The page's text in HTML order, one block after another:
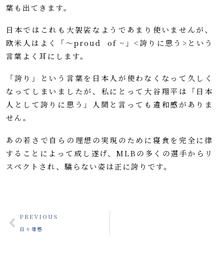
葉も出てきます。
日本ではこれも大袈裟なようであまり使いませんが、
欧米人はよく「～proud of ~」<誇りに思う>という
言葉よく耳にします。
「誇り」という言葉を日本人が使わなくなって久しく
なってしまいましたが、私にとって大谷翔平は「日本
人として誇りに思う」人間と言っても違和感がありま
せん。
あの若さで自らの理想の実現のために寝食を完全に律
することによって成し遂げ、MLBの多くの選手からリ
スペクトされ、驕らない姿は正に誇りです。
PREVIOUS
日々雑感